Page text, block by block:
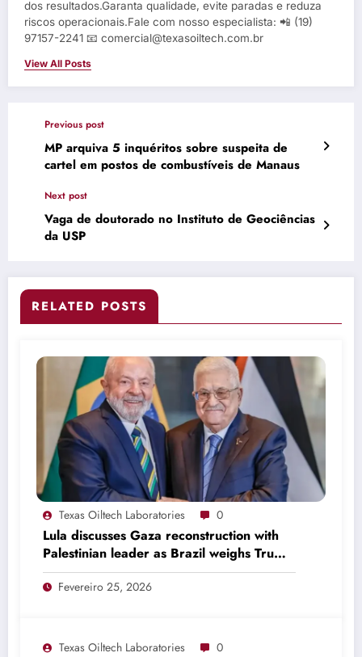
dos resultados.Garanta qualidade, evite paradas e reduza
riscos operacionais.Fale com nosso especialista: 📲 (19)
97157-2241 📧 comercial@texasoiltech.com.br
View All Posts
Previous post
MP arquiva 5 inquéritos sobre suspeita de
cartel em postos de combustíveis de Manaus
Next post
Vaga de doutorado no Instituto de Geociências
da USP
RELATED POSTS
Texas Oiltech Laboratories 0
Lula discusses Gaza reconstruction with
Palestinian leader as Brazil weighs Trump
invitation
Fevereiro 25, 2026
Texas Oiltech Laboratories 0